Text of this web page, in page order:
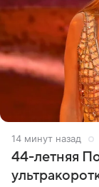
14 минут назад
44-летняя